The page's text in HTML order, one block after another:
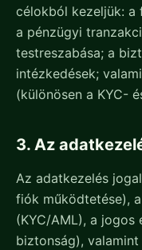
célokból kezeljük: a
a pénzügyi
testreszabása; a
intézkedések;
(különösen a KYC-
3. Az
Az adatkezelés
fiók működtetése),
(KYC/AML), a jogos
biztonság),